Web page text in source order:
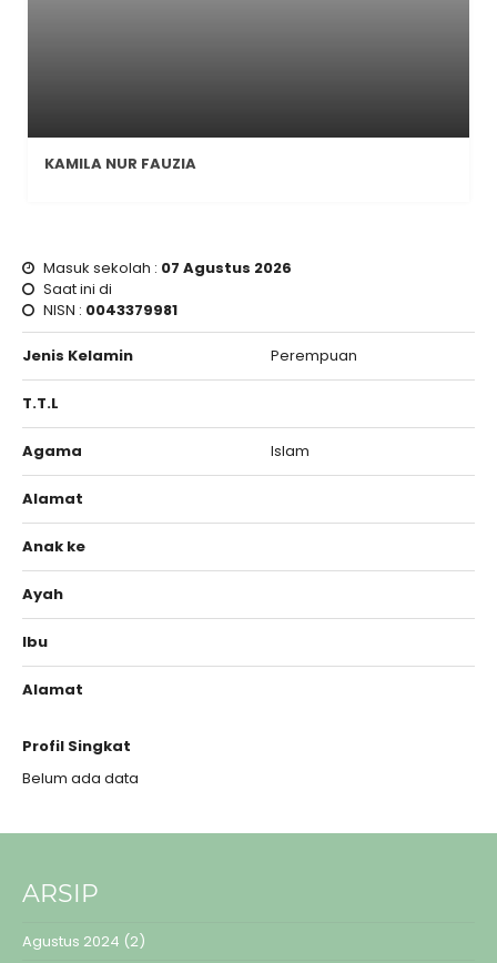
KAMILA NUR FAUZIA
Masuk sekolah : 07 Agustus 2026
Saat ini di
NISN : 0043379981
Jenis Kelamin Perempuan
T.T.L
Agama Islam
Alamat
Anak ke
Ayah
Ibu
Alamat
Profil Singkat
Belum ada data
ARSIP
Agustus 2024 (2)